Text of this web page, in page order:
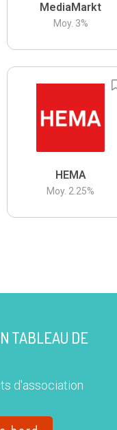
MediaMarkt
Moy. 3%
HEMA
Moy. 2.25%
TABLEAU DE
d'association